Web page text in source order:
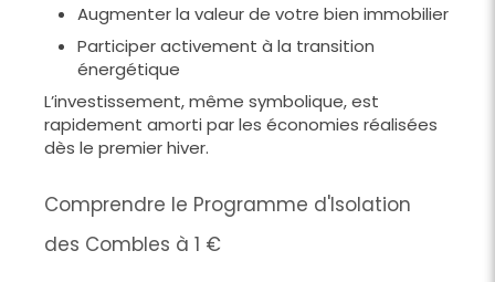
Augmenter la valeur de votre bien immobilier
Participer activement à la transition
énergétique
L’investissement, même symbolique, est
rapidement amorti par les économies réalisées
dès le premier hiver.
Comprendre le Programme d'Isolation
des Combles à 1 €